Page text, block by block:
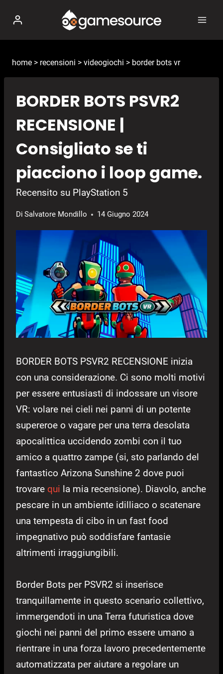
contenuto
home > recensioni > videogiochi > border bots vr
BORDER BOTS PSVR2
RECENSIONE |
Consigliato se ti
piacciono i loop game.
Recensito su PlayStation 5
Di Salvatore Mondillo 14 Giugno 2024
BORDER BOTS PSVR2 RECENSIONE inizia
con una considerazione. Ci sono molti motivi
per essere entusiasti di indossare un visore
VR: volare nei cieli nei panni di un potente
supereroe o vagare per una terra desolata
apocalittica uccidendo zombi con il tuo
amico a quattro zampe (si, sto parlando del
fantastico Arizona Sunshine 2 dove puoi
trovare qui la mia recensione). Diavolo, anche
pescare in un ambiente idilliaco o scatenare
una tempesta di cibo in un fast food
impegnativo può soddisfare fantasie
altrimenti irraggiungibili.
Border Bots per PSVR2 si inserisce
tranquillamente in questo scenario collettivo,
immergendoti in una Terra futuristica dove
giochi nei panni del primo essere umano a
rientrare in una forza lavoro precedentemente
automatizzata per aiutare a regolare un